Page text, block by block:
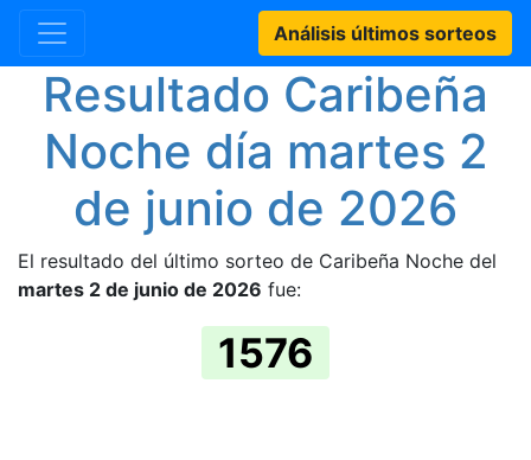
Análisis últimos sorteos
Resultado Caribeña
Noche día martes 2
de junio de 2026
El resultado del último sorteo de Caribeña Noche del
martes 2 de junio de 2026 fue:
1576